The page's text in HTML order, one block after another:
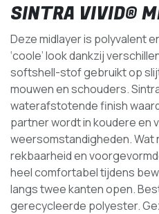
SINTRA VIVID®
Deze midlayer is polyvalent
‘coole’ look dankzij
softshell-stof gebruikt op
mouwen en schouders.
waterafstotende finish
partner wordt in koudere en
weersomstandigheden. Wat
rekbaarheid en
heel comfortabel tijdens
langs twee kanten open.
gerecycleerde polyester.